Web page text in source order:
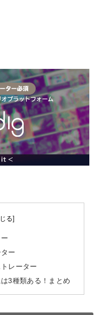
ー
レーター
3種類ある！まとめ